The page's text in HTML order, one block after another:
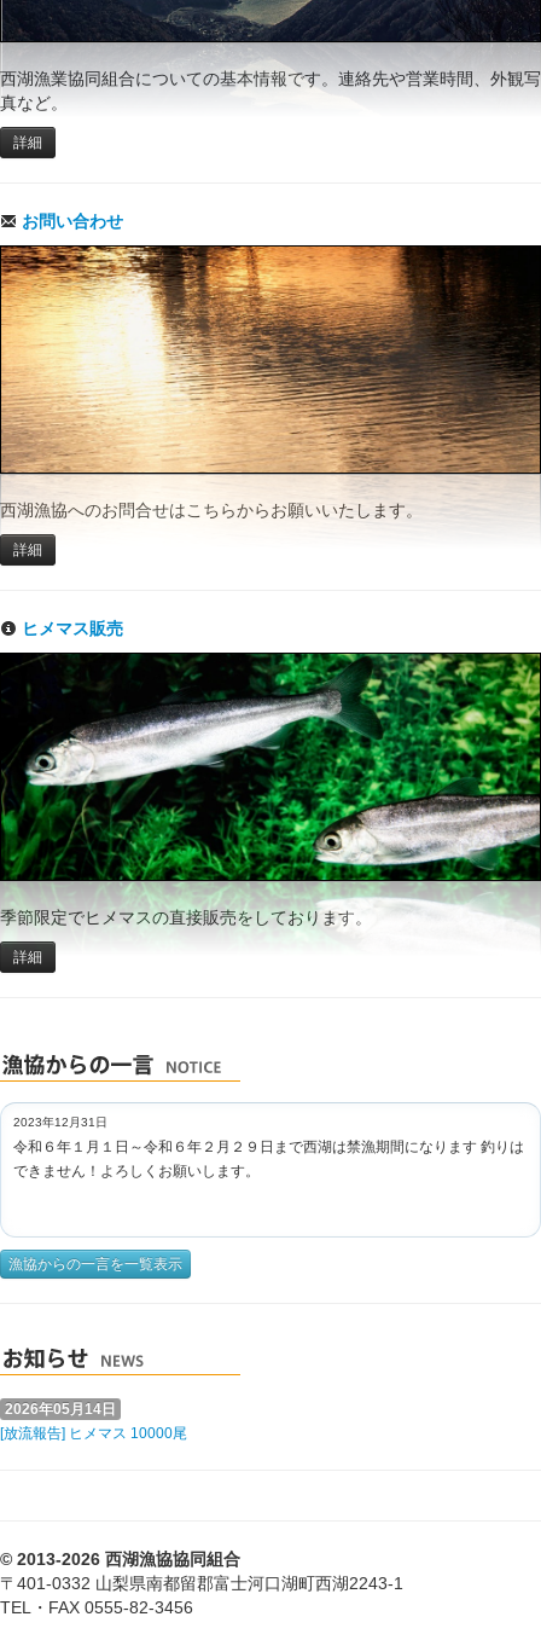
西湖漁業協同組合についての基本情報です。連絡先や営業時間、外観写
真など。
詳細
お問い合わせ
西湖漁協へのお問合せはこちらからお願いいたします。
詳細
ヒメマス販売
季節限定でヒメマスの直接販売をしております。
詳細
2023年12月31日
令和６年１月１日～令和６年２月２９日まで西湖は禁漁期間になります 釣りは
できません！よろしくお願いします。
漁協からの一言を一覧表示
2026年05月14日
[放流報告] ヒメマス 10000尾
© 2013-2026 西湖漁協協同組合
〒401-0332 山梨県南都留郡富士河口湖町西湖2243-1
TEL・FAX 0555-82-3456